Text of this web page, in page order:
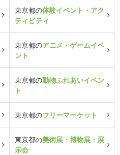
東京都の体験イベント・アク
ティビティ
東京都のアニメ・ゲームイベ
ント
東京都の動物ふれあいイベン
ト
東京都のフリーマーケット
東京都の美術展・博物展・展
示会